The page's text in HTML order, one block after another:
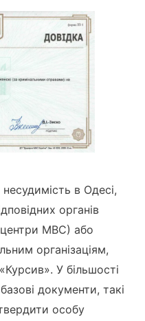
в Одесі,
органів
центри МВС) або
організаціям,
У більшості
документи, такі
особу